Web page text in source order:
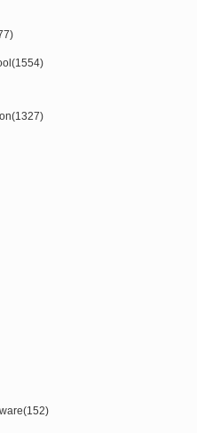
(1554)
(1327)
(152)